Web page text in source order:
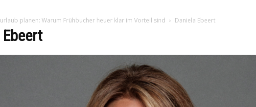
planen: Warum Frühbucher heuer klar im Vorteil sind Daniela Ebeert